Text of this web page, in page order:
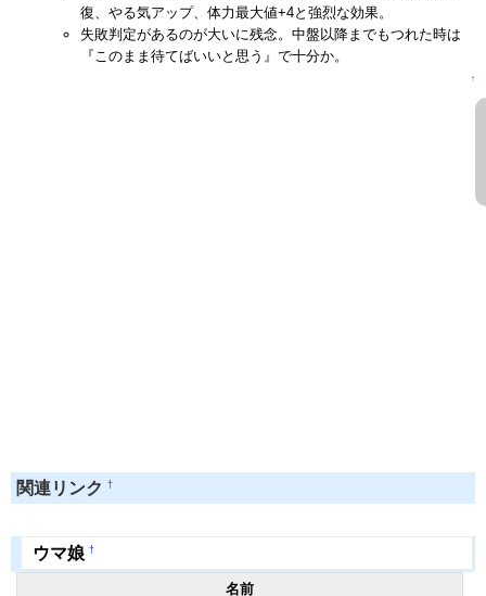
復、やる気アップ、体力最大値+4と強烈な効果。
失敗判定があるのが大いに残念。中盤以降までもつれた時は
『このまま待てばいいと思う』で十分か。
↑
関連リンク †
ウマ娘 †
名前